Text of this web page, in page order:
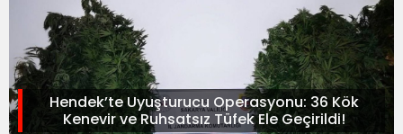
Hendek’te Uyuşturucu Operasyonu: 36 Kök
Kenevir ve Ruhsatsız Tüfek Ele Geçirildi!